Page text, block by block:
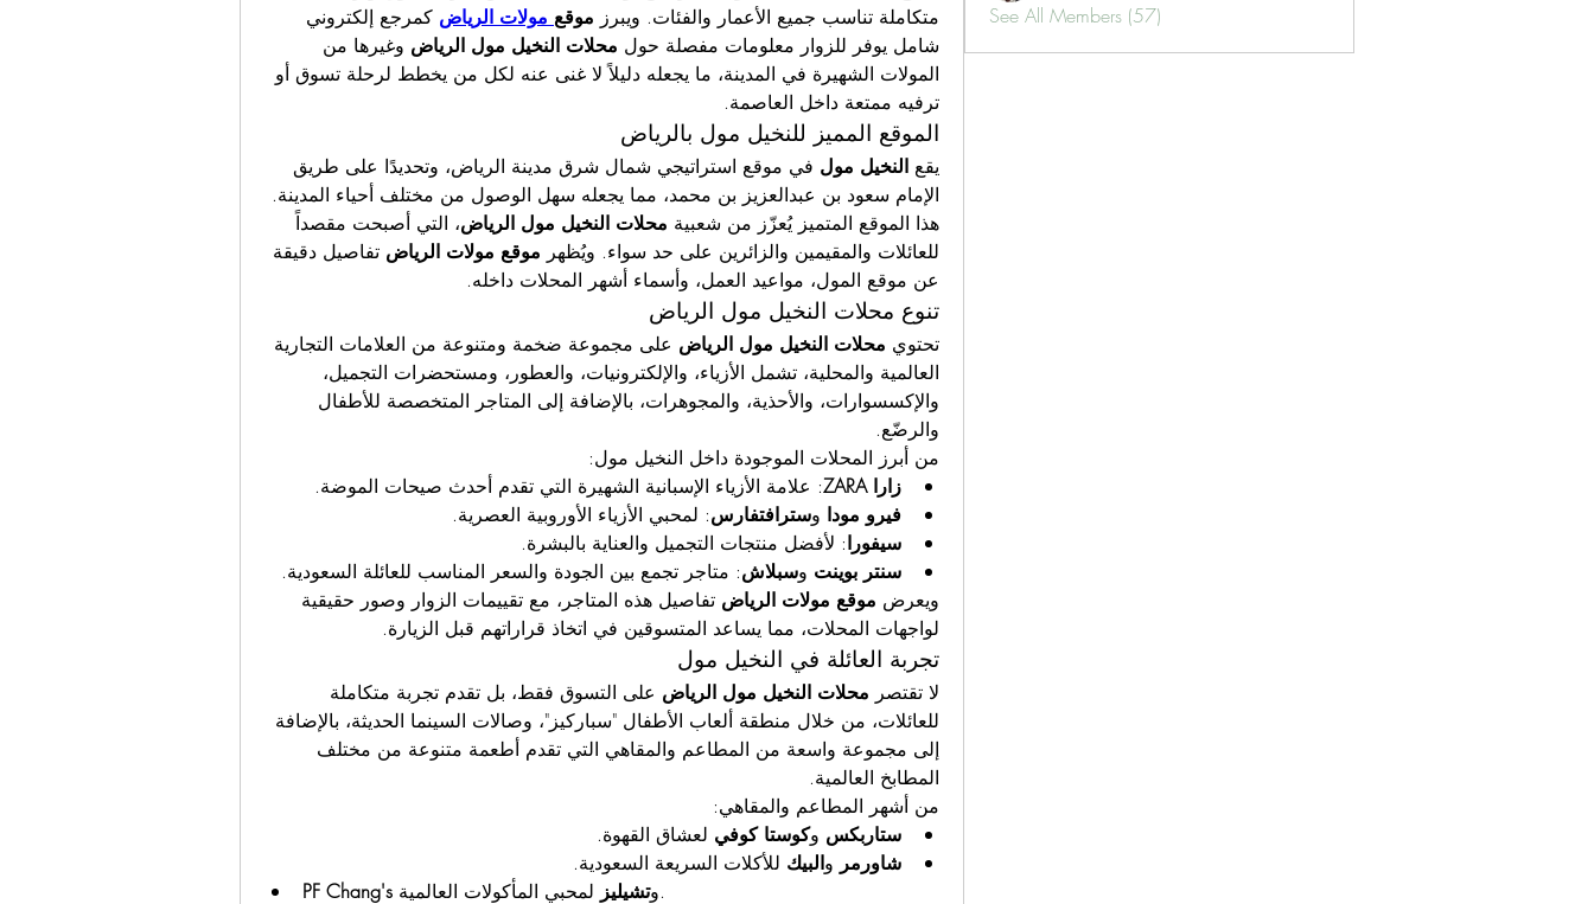
متكاملة تناسب جميع الأعمار والفئات. ويبرز موقع مولات الرياض
شامل يوفر للزوار معلومات مفصلة حول محلات النخيل مول الرياض
ترفيه ممتعة داخل العاصمة.
الموقع المميز للنخيل مول بالرياض
يقع النخيل مول
هذا الموقع المتميز يُعزّز من شعبية محلات النخيل مول الرياض
، التي أصبحت مقصداً
للعائلات والمقيمين والزائرين على حد سواء. ويُظهر موقع مولات الرياض
عن موقع المول، مواعيد العمل، وأسماء أشهر المحلات داخله.
تنوع محلات النخيل مول الرياض
تحتوي محلات النخيل مول الرياض
والرضّع.
من أبرز المحلات الموجودة داخل النخيل مول:
زارا ZARA
: علامة الأزياء الإسبانية الشهيرة التي تقدم أحدث صيحات الموضة.
فيرو مودا وسترافتفارس: لمحبي الأزياء الأوروبية العصرية.
سيفورا: لأفضل منتجات التجميل والعناية بالبشرة.
سنتر بوينت وسبلاش: متاجر تجمع بين الجودة والسعر المناسب للعائلة السعودية.
ويعرض موقع مولات الرياض
لواجهات المحلات، مما يساعد المتسوقين في اتخاذ قراراتهم قبل الزيارة.
تجربة العائلة في النخيل مول
لا تقتصر محلات النخيل مول الرياض
المطابخ العالمية.
من أشهر المطاعم والمقاهي:
ستاربكس وكوستا كوفي لعشاق القهوة.
شاورمر والبيك للأكلات السريعة السعودية.
PF Chang's
وتشيليز لمحبي المأكولات العالمية.
See All Members (57)